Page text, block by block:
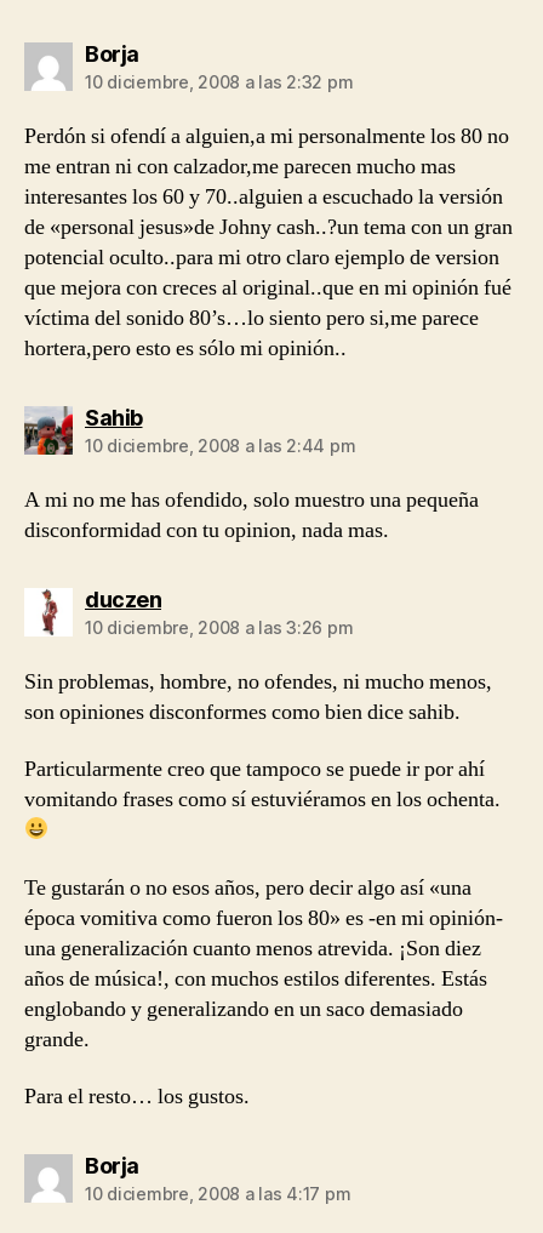
Borjadice:
10 diciembre, 2008 a las 2:32 pm
Perdón si ofendí a alguien,a mi personalmente los 80 no
me entran ni con calzador,me parecen mucho mas
interesantes los 60 y 70..alguien a escuchado la versión
de «personal jesus»de Johny cash..?un tema con un gran
potencial oculto..para mi otro claro ejemplo de version
que mejora con creces al original..que en mi opinión fué
víctima del sonido 80’s…lo siento pero si,me parece
hortera,pero esto es sólo mi opinión..
Sahibdice:
10 diciembre, 2008 a las 2:44 pm
A mi no me has ofendido, solo muestro una pequeña
disconformidad con tu opinion, nada mas.
duczendice:
10 diciembre, 2008 a las 3:26 pm
Sin problemas, hombre, no ofendes, ni mucho menos,
son opiniones disconformes como bien dice sahib.
Particularmente creo que tampoco se puede ir por ahí
vomitando frases como sí estuviéramos en los ochenta.
Te gustarán o no esos años, pero decir algo así «una
época vomitiva como fueron los 80» es -en mi opinión-
una generalización cuanto menos atrevida. ¡Son diez
años de música!, con muchos estilos diferentes. Estás
englobando y generalizando en un saco demasiado
grande.
Para el resto… los gustos.
Borjadice:
10 diciembre, 2008 a las 4:17 pm